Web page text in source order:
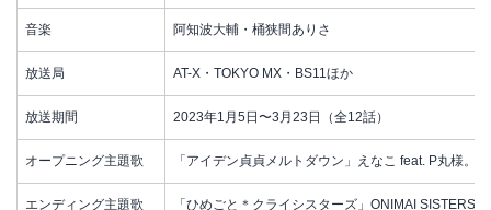
音楽 阿知波大輔・桶狭間ありさ
放送局 AT-X・TOKYO MX・BS11ほか
放送期間 2023年1月5日〜3月23日（全12話）
オープニング主題歌 「アイデン貞貞メルトダウン」えなこ feat. P丸様。
エンディング主題歌 「ひめごと＊クライシスターズ」ONIMAI SISTERS